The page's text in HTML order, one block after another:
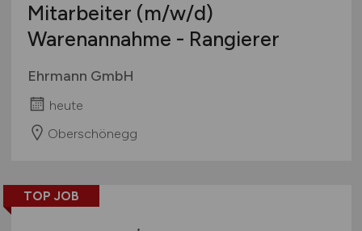
Mitarbeiter (m/w/d)
Warenannahme - Rangierer
Ehrmann GmbH
heute
Oberschönegg
TOP JOB